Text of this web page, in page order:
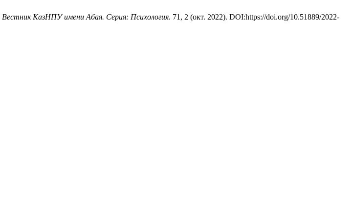
Вестник КазНПУ имени Абая. Серия: Психология. 71, 2 (окт. 2022). DOI:https://doi.org/10.51889/2022-